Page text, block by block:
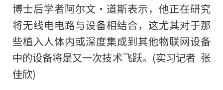
博士后学者阿尔文·道斯表示，他正在研究
将无线电电路与设备相结合，这尤其对于那
些植入人体内或深度集成到其他物联网设备
中的设备将是又一次技术飞跃。(实习记者 张
佳欣)